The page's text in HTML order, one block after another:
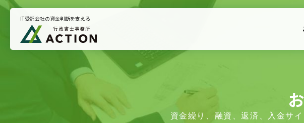
IT受託会社の資金判断を支える
資金繰り、融資、返済、入金サ
トップページ
悩みから支援を探す
お知らせ